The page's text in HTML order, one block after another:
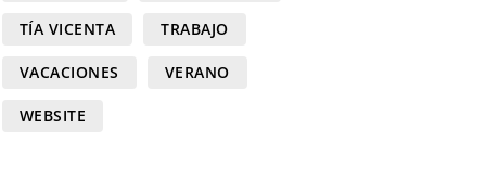
TÍA VICENTA TRABAJO
VACACIONES VERANO
WEBSITE